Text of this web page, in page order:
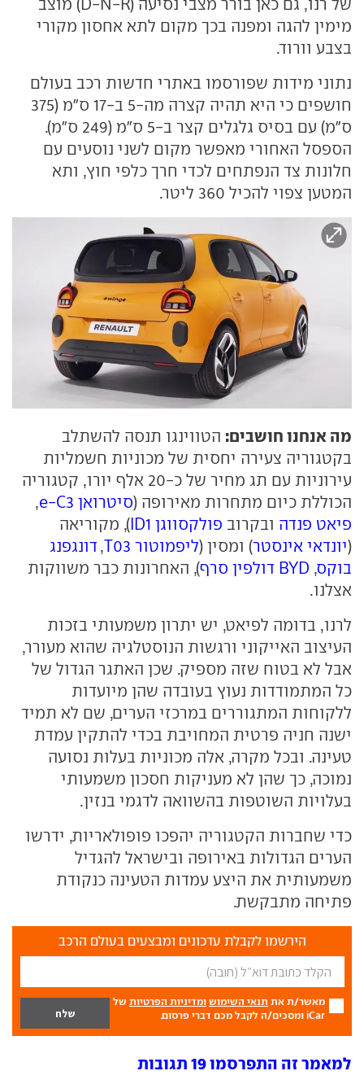
של רנו, גם כאן בורר מצבי נסיעה (D-N-R) מוצב
מימין להגה ומפנה בכך מקום לתא אחסון מקורי
בצבע וורוד.
נתוני מידות שפורסמו באתרי חדשות רכב בעולם
חושפים כי היא תהיה קצרה מה-5 ב-17 ס"מ (375
ס"מ) עם בסיס גלגלים קצר ב-5 ס"מ (249 ס"מ).
הספסל האחורי מאפשר מקום לשני נוסעים עם
חלונות צד הנפתחים לכדי חרך כלפי חוץ, ותא
המטען צפוי להכיל 360 ליטר.
מה אנחנו חושבים: הטווינגו תנסה להשתלב
בקטגוריה צעירה יחסית של מכוניות חשמליות
עירוניות עם תג מחיר של כ-20 אלף יורו, קטגוריה
הכוללת כיום מתחרות מאירופה (סיטרואן e-C3
,
פיאט פנדה ובקרוב פולקסווגן ID1
), מקוריאה
(יונדאי אינסטר) ומסין (ליפמוטור T03 , דונגפנג
בוקס, BYD דולפין סרף
), האחרונות כבר משווקות
אצלנו.
לרנו, בדומה לפיאט, יש יתרון משמעותי בזכות
העיצוב האייקוני ורגשות הנוסטלגיה שהוא מעורר,
אבל לא בטוח שזה מספיק. שכן האתגר הגדול של
כל המתמודדות נעוץ בעובדה שהן מיועדות
ללקוחות המתגוררים במרכזי הערים, שם לא תמיד
ישנה חניה פרטית המחויבת בכדי להתקין עמדת
טעינה. ובכל מקרה, אלה מכוניות בעלות נסועה
נמוכה, כך שהן לא מעניקות חסכון משמעותי
בעלויות השוטפות בהשוואה לדגמי בנזין.
כדי שחברות הקטגוריה יהפכו פופולאריות, ידרשו
הערים הגדולות באירופה ובישראל להגדיל
משמעותית את היצע עמדות הטעינה כנקודת
פתיחה מתבקשת.
הירשמו לקבלת עדכונים ומבצעים בעולם הרכב
מאשר/ת את תנאי השימוש ומדיניות הפרטיות של
iCar ומסכים/ה לקבל מכם דברי פרסום.
למאמר זה התפרסמו 19 תגובות